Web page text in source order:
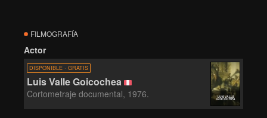
FILMOGRAFÍA
Actor
DISPONIBLE · GRATIS
Luis Valle Goicochea
Cortometraje documental, 1976. LUIS VALLE
GOICOCHEA